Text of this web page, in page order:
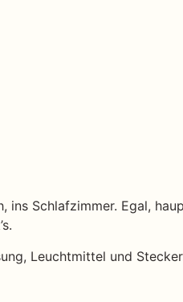
ins Schlafzimmer. Egal,
Leuchtmittel und